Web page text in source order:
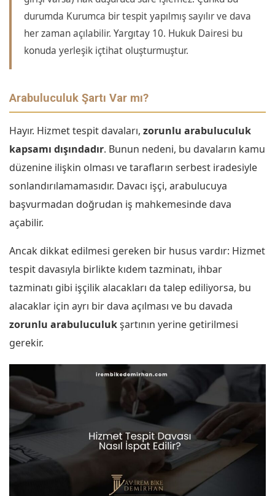
durumda Kurumca bir tespit yapılmış sayılır ve dava
her zaman açılabilir. Yargıtay 10. Hukuk Dairesi bu
konuda yerleşik içtihat oluşturmuştur.
Arabuluculuk Şartı Var mı?
Hayır. Hizmet tespit davaları, zorunlu arabuluculuk
kapsamı dışındadır. Bunun nedeni, bu davaların kamu
düzenine ilişkin olması ve tarafların serbest iradesiyle
sonlandırılamamasıdır. Davacı işçi, arabulucuya
başvurmadan doğrudan iş mahkemesinde dava
açabilir.
Ancak dikkat edilmesi gereken bir husus vardır: Hizmet
tespit davasıyla birlikte kıdem tazminatı, ihbar
tazminatı gibi işçilik alacakları da talep ediliyorsa, bu
alacaklar için ayrı bir dava açılması ve bu davada
zorunlu arabuluculukşartının yerine getirilmesi
gerekir.